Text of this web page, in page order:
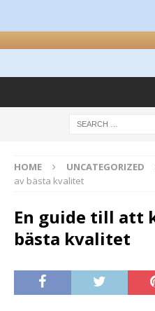
HOME UNCATEGORIZED
av bästa kvalitet
En guide till att
bästa kvalitet